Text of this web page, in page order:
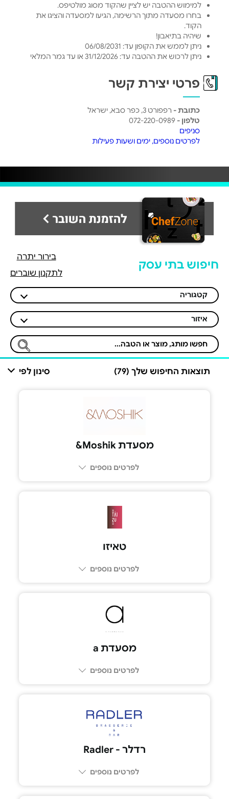
למימוש ההטבה יש לציין שהקוד מסוג מולטיפס.
בחרו מסעדה מתוך הרשימה, הגיעו למסעדה והציגו את
הקוד.
שיהיה בתיאבון!
ניתן לממש את הקופון עד: 06/08/2031
ניתן לרכוש את ההטבה עד: 31/12/2026 או עד גמר המלאי
פרטי יצירת קשר
כתובת - רפפורט 3, כפר סבא, ישראל
טלפון -072-220-0989
סניפים
לפרטים נוספים, ימים ושעות פעילות
חיפוש בתי עסק
בירור יתרה
לתקנון שוברים
קטגוריה
איזור
תוצאות החיפוש שלך (79) סינון לפי
מסעדת Moshik&
לפרטים נוספים
טאיזו
לפרטים נוספים
מסעדת a
לפרטים נוספים
רדלר - Radler
לפרטים נוספים